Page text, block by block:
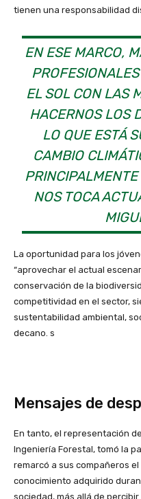
tienen una responsabilidad
EN ESE MARCO,
EL SOL CON LAS
HACERNOS LOS
LO QUE ESTÁ
CAMBIO
NOS TOCA
La oportunidad para los
“aprovechar el actual
conservación de la
competitividad en el sector,
sustentabilidad ambiental,
decano. s
Mensajes de
En tanto, el representación
Ingeniería Forestal, tomó la
remarcó a sus compañeros
conocimiento adquirido
sociedad, más allá de